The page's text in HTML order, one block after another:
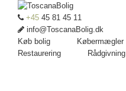
+45 45 81 45 11
info@ToscanaBolig.dk
Køb bolig
Købermægler
Restaurering
Rådgivning